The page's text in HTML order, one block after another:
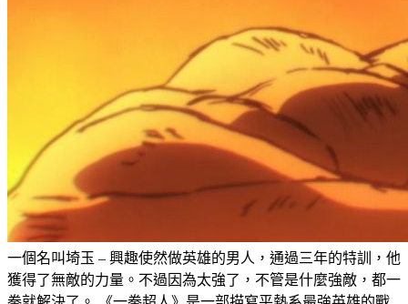
一個名叫埼玉 – 興趣使然做英雄的男人，通過三年的特訓，他
獲得了無敵的力量。不過因為太強了，不管是什麼強敵，都一